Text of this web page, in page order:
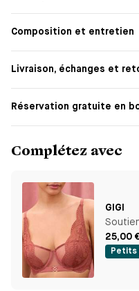
Composition et entretien
Livraison, échanges et
Réservation gratuite en
Complétez avec
GIGI
25,00
Petits